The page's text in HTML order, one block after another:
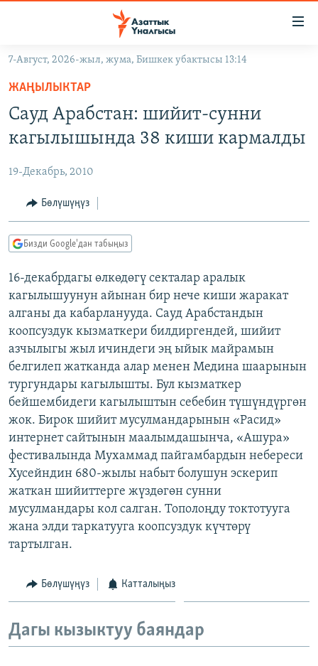
Навигацияга
өтүңүз
Издөөгө
салыңызКЫРГЫЗСТАН
ЭКОНОМИКА
МАДАНИЯТ
ДҮЙНӨ
БОРБОР АЗИЯ
АТАЙЫН ИЛИКТӨӨ
ТВ ПРОГРАММАЛАР
ЭКСПЕРТТЕР ТАЛДАЙТ
БИЗ ЖАНА ДҮЙНӨ
ДАНИСТЕ
ЭЖЕ-СИҢДИЛЕР
ЫҢГАЙСЫЗ СУРООЛОР
ӨЗГӨЧӨ ПИКИР
Русский
ОНЛАЙН ШЕРИНЕ
ЭЕ/АРнун бардык сайттары
7-Август, 2026-жыл, жума, Бишкек убактысы 13:14
ЖАҢЫЛЫКТАР
Сауд Арабстан: шийит-сунни
кагылышында 38 киши кармалды
19-Декабрь, 2010
Бөлүшүңүз
Бизди Google'дан табыңыз
16-декабрдагы өлкөдөгү секталар аралык
кагылышуунун айынан бир нече киши жаракат
алганы да кабарланууда. Сауд Арабстандын
коопсуздук кызматкери билдиргендей, шийит
азчылыгы жыл ичиндеги эң ыйык майрамын
белгилеп жатканда алар менен Медина шаарынын
тургундары кагылышты. Бул кызматкер
бейшембидеги кагылыштын себебин түшүндүргөн
жок. Бирок шийит мусулмандарынын «Расид»
интернет сайтынын маалымдашынча, «Ашура»
фестивалында Мухаммад пайгамбардын небереси
Хусейндин 680-жылы набыт болушун эскерип
жаткан шийиттерге жүздөгөн сунни
мусулмандары кол салган. Тополоңду токтотууга
жана элди таркатууга коопсуздук күчтөрү
тартылган.
Бөлүшүңүз Катталыңыз
Дагы кызыктуу баяндар